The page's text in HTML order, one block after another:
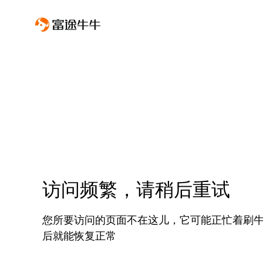
访问频繁，请稍后重试
您所要访问的页面不在这儿，它可能正忙着刷
后就能恢复正常